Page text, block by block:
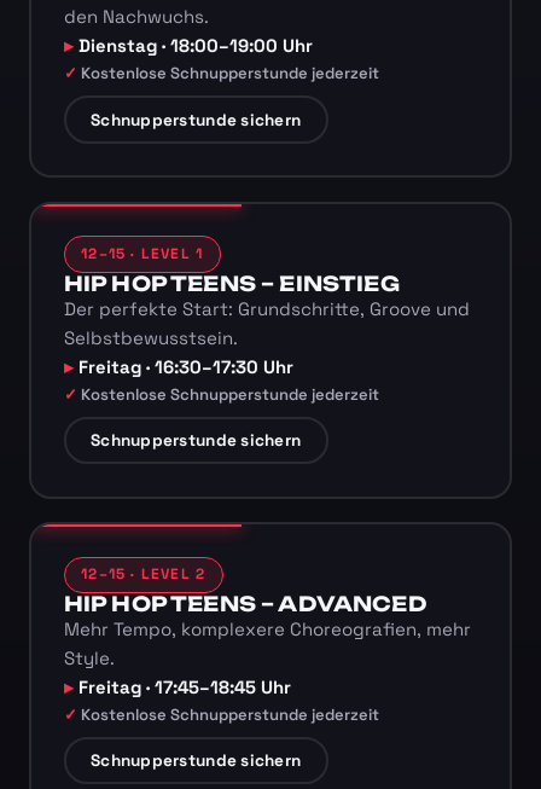
den Nachwuchs.
Dienstag · 18:00–19:00 Uhr
Kostenlose Schnupperstunde jederzeit
Schnupperstunde sichern
12–15 · LEVEL 1
HIP HOP TEENS – EINSTIEG
Der perfekte Start: Grundschritte, Groove und
Selbstbewusstsein.
Freitag · 16:30–17:30 Uhr
Kostenlose Schnupperstunde jederzeit
Schnupperstunde sichern
12–15 · LEVEL 2
HIP HOP TEENS – ADVANCED
Mehr Tempo, komplexere Choreografien, mehr
Style.
Freitag · 17:45–18:45 Uhr
Kostenlose Schnupperstunde jederzeit
Schnupperstunde sichern